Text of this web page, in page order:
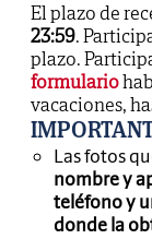
El plazo de
23:59.
plazo.
formulario
vacaciones,
Las fotos
nombre y
teléfono y
donde la